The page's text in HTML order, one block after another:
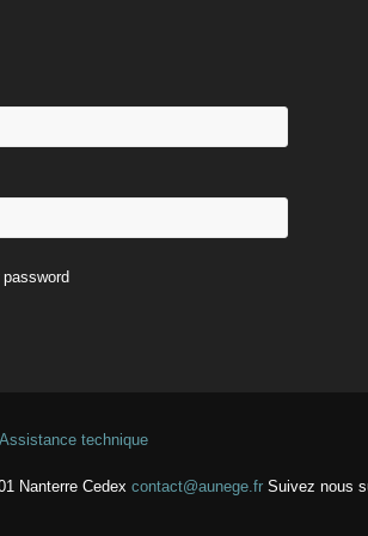
Assistance technique
Nanterre Cedex contact@aunege.fr Suivez nous